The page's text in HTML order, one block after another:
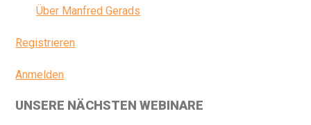
Über Manfred Gerads
Registrieren
Anmelden
UNSERE NÄCHSTEN WEBINARE